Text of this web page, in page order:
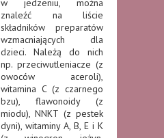
w jedzeniu, można
znaleźć na liście
składników preparatów
wzmacniających dla
dzieci. Należą do nich
np. przeciwutleniacze (z
owoców aceroli),
witamina C (z czarnego
bzu), flawonoidy (z
miodu), NNKT (z pestek
dyni), witaminy A, B, E i K